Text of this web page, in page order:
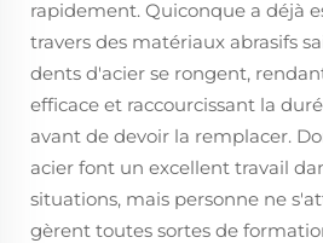
rapidement. Quiconque a déjà
travers des matériaux abrasifs
dents d'acier se rongent,
efficace et raccourcissant la
avant de devoir la remplacer.
acier font un excellent travail
situations, mais personne ne
gèrent toutes sortes de